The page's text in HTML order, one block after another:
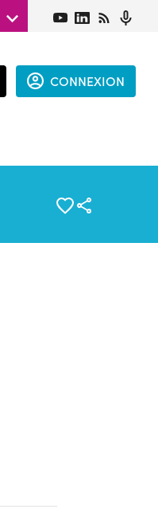
CONNEXION